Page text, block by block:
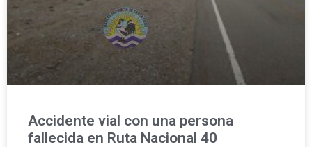
Accidente vial con una persona
fallecida en Ruta Nacional 40